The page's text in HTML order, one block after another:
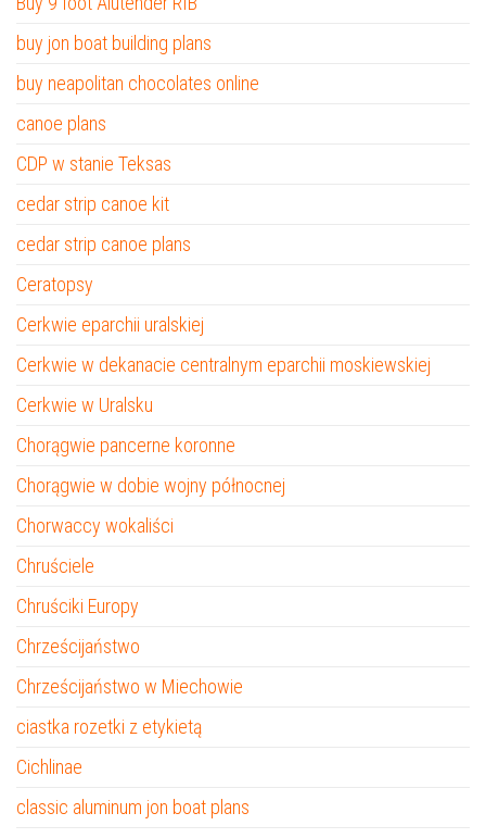
buy jon boat building plans
buy neapolitan chocolates online
canoe plans
CDP w stanie Teksas
cedar strip canoe kit
cedar strip canoe plans
Ceratopsy
Cerkwie eparchii uralskiej
Cerkwie w dekanacie centralnym eparchii moskiewskiej
Cerkwie w Uralsku
Chorągwie pancerne koronne
Chorągwie w dobie wojny północnej
Chorwaccy wokaliści
Chruściele
Chruściki Europy
Chrześcijaństwo
Chrześcijaństwo w Miechowie
ciastka rozetki z etykietą
Cichlinae
classic aluminum jon boat plans